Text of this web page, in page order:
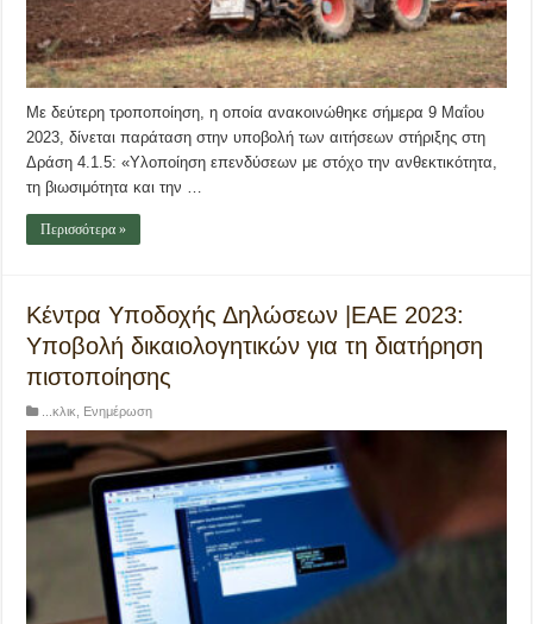
Με δεύτερη τροποποίηση, η οποία ανακοινώθηκε σήμερα 9 Μαΐου
2023, δίνεται παράταση στην υποβολή των αιτήσεων στήριξης στη
Δράση 4.1.5: «Υλοποίηση επενδύσεων με στόχο την ανθεκτικότητα,
τη βιωσιμότητα και την …
Περισσότερα »
Κέντρα Υποδοχής Δηλώσεων |ΕΑΕ 2023:
Υποβολή δικαιολογητικών για τη διατήρηση
πιστοποίησης
...κλικ Ενημέρωση